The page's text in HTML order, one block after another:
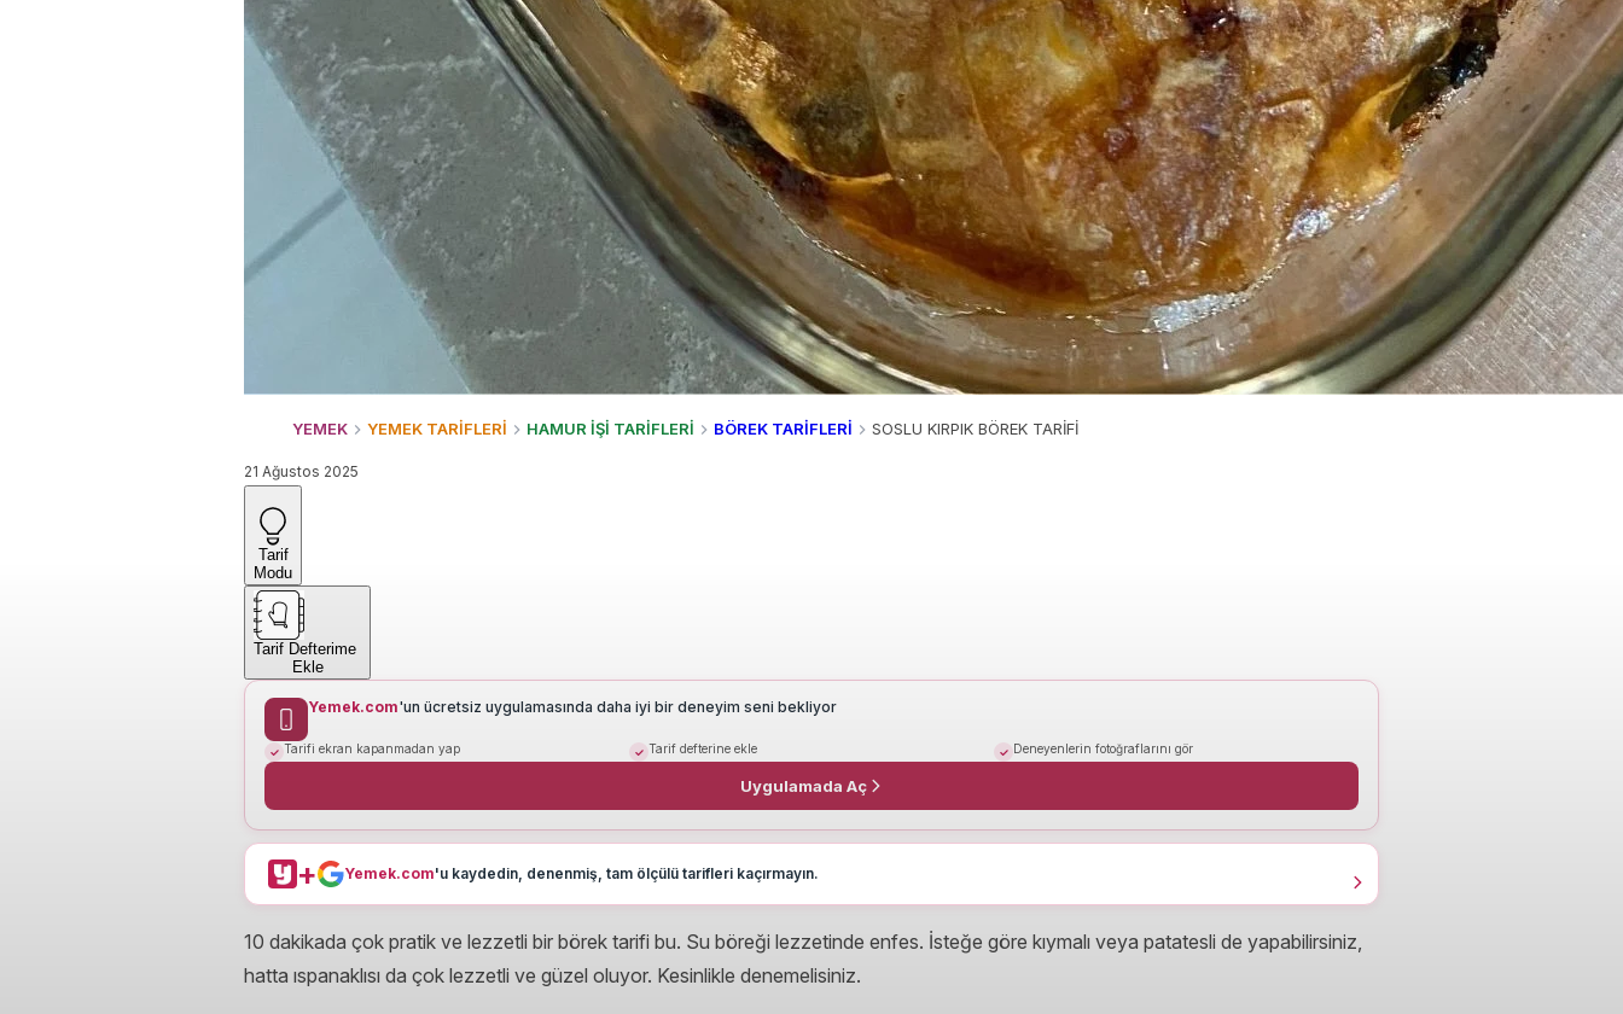
YEMEK YEMEK TARİFLERİ HAMUR İŞİ TARİFLERİ BÖREK TARİFLERİ SOSLU KIRPIK BÖREK TARİFİ
21 Ağustos 2025
Tarif
Modu
Tarif Defterime
Ekle
Yemek.com'un ücretsiz uygulamasında daha iyi bir deneyim seni bekliyor
Tarifi ekran kapanmadan yap Tarif defterine ekle Deneyenlerin fotoğraflarını gör
Uygulamada Aç
+ Yemek.com'u kaydedin, denenmiş, tam ölçülü tarifleri kaçırmayın.
10 dakikada çok pratik ve lezzetli bir börek tarifi bu. Su böreği lezzetinde enfes. İsteğe göre kıymalı veya patatesli de yapabilirsiniz,
hatta ıspanaklısı da çok lezzetli ve güzel oluyor. Kesinlikle denemelisiniz.